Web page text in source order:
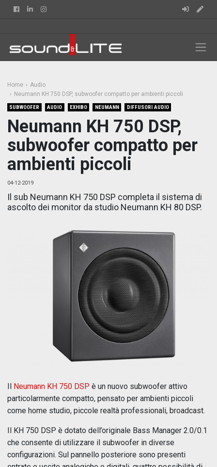
FacebookLinkedin
Home
Audio
Neumann KH 750 DSP, subwoofer compatto per ambienti piccoli
SUBWOOFER AUDIO EXHIBO NEUMANN DIFFUSORI AUDIO
Neumann KH 750 DSP,
subwoofer compatto per
ambienti piccoli
04-12-2019
Il sub Neumann KH 750 DSP completa il sistema di
ascolto dei monitor da studio Neumann KH 80 DSP.
Il Neumann KH 750 DSP è un nuovo subwoofer attivo
particolarmente compatto, pensato per ambienti piccoli
come home studio, piccole realtà professionali, broadcast.
Il KH 750 DSP è dotato dell’originale Bass Manager 2.0/0.1
che consente di utilizzare il subwoofer in diverse
configurazioni. Sul pannello posteriore sono presenti